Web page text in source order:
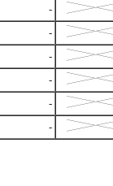
-
-
-
-
-
-